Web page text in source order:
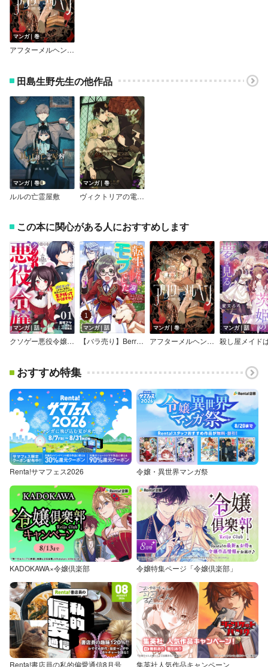
マンガ｜巻
アフターメルヘン【電子特典付き】
田島生野先生の他作品
マンガ｜巻
ルルの亡霊屋敷
マンガ｜巻
ヴィクトリアの電気棺
この本に関心がある人におすすめします
マンガ｜話
クソゲー悪役令嬢～滅亡エンドしかない世界に転生したけど、しぶとく生き残ってやりますわ！～【単話版】
マンガ｜話
【バラ売り】Berry’sFantasy転生したら、モブでした（涙）～死亡フラグを回避するため、薬師になります～
マンガ｜巻
アフターメルヘン【電子特典付き】
マンガ｜話
おすすめ特集
Renta!サマフェス2026 令嬢・異世界マンガ祭
KADOKAWA×令嬢倶楽部 令嬢特集ページ「令嬢倶楽部」
Renta!書店員の私的偏愛通信8月号 集英社人気作品キャンペーン